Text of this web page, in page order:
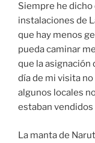
Siempre he dicho
instalaciones de
que hay menos
pueda caminar
que la asignación
día de mi visita
algunos locales
estaban
La manta de